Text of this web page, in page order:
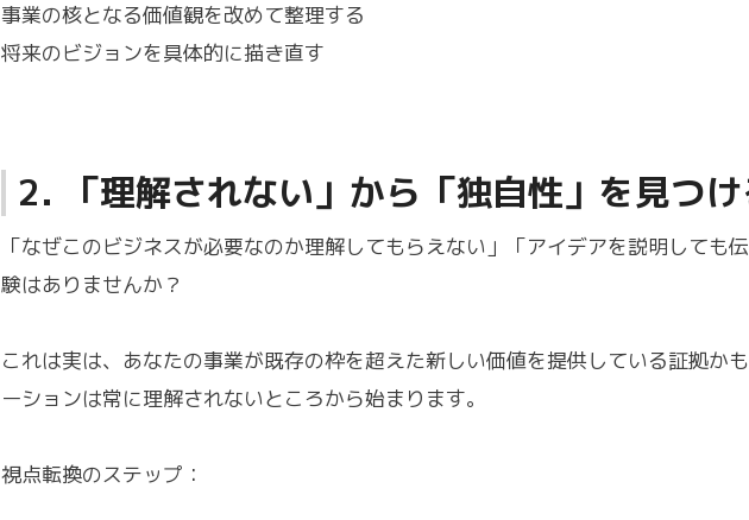
事業の核となる価値観を改めて整理する
将来のビジョンを具体的に描き直す
2. 「理解されない」から「独自性」を見つけ
「なぜこのビジネスが必要なのか理解してもらえない」「アイデアを説明しても
験はありませんか？
これは実は、あなたの事業が既存の枠を超えた新しい価値を提供している証拠か
ーションは常に理解されないところから始まります。
視点転換のステップ：